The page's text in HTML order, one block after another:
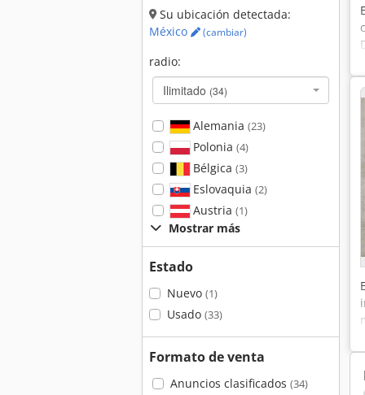
Su ubicación detectada:
México
(cambiar)
radio:
Ilimitado (34)
Alemania (23)
Polonia (4)
Bélgica (3)
Eslovaquia (2)
Austria (1)
Mostrar más
Estado
Nuevo (1)
Usado (33)
Formato de venta
Anuncios clasificados (34)